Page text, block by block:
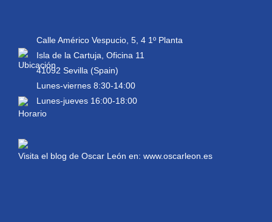
Calle Américo Vespucio, 5, 4 1º Planta
Isla de la Cartuja, Oficina 11
41092 Sevilla (Spain)
Lunes-viernes 8:30-14:00
Lunes-jueves 16:00-18:00
Visita el blog de Oscar León en: www.oscarleon.es